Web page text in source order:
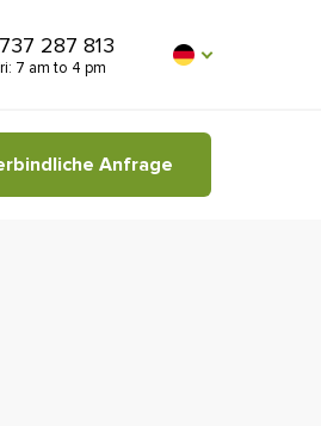
287 813
7 am to 4 pm
Anfrage